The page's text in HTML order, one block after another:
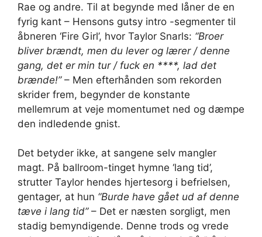
Rae og andre. Til at begynde med låner de en
fyrig kant – Hensons gutsy intro -segmenter til
åbneren ‘Fire Girl’, hvor Taylor Snarls: “Broer
bliver brændt, men du lever og lærer / denne
gang, det er min tur / fuck en ****, lad det
brænde!”– Men efterhånden som rekorden
skrider frem, begynder de konstante
mellemrum at veje momentumet ned og dæmpe
den indledende gnist.
Det betyder ikke, at sangene selv mangler
magt. På ballroom-tinget hymne ‘lang tid’,
strutter Taylor hendes hjertesorg i befrielsen,
gentager, at hun “Burde have gået ud af denne
tæve i lang tid”– Det er næsten sorgligt, men
stadig bemyndigende. Denne trods og vrede